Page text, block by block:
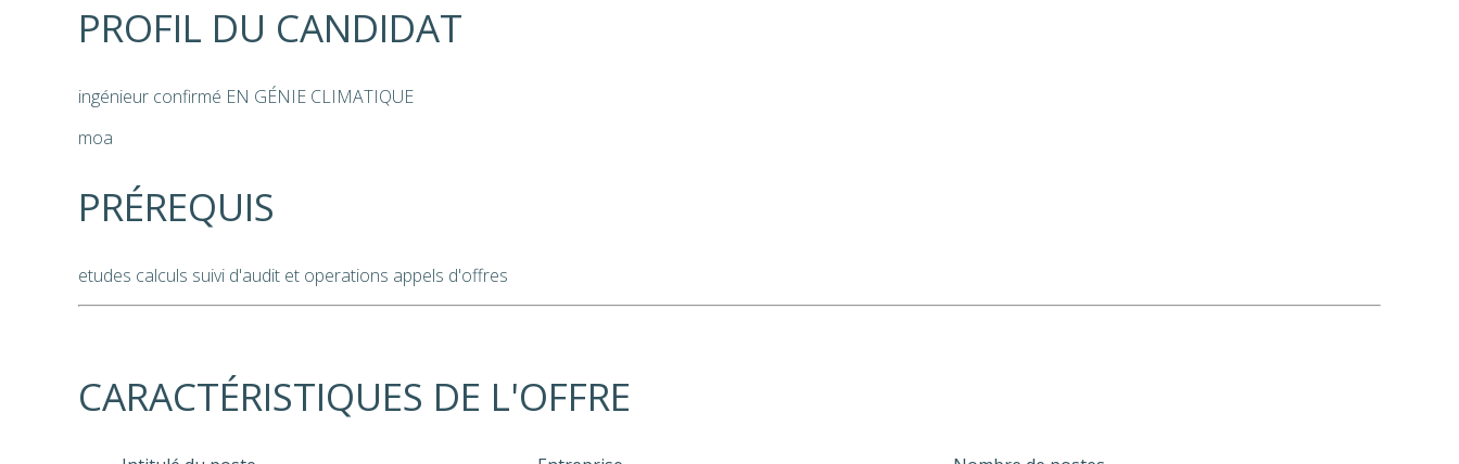
PROFIL DU CANDIDAT
ingénieur confirmé EN GÉNIE CLIMATIQUE
moa
PRÉREQUIS
etudes calculs suivi d'audit et operations appels d'offres
CARACTÉRISTIQUES DE L'OFFRE